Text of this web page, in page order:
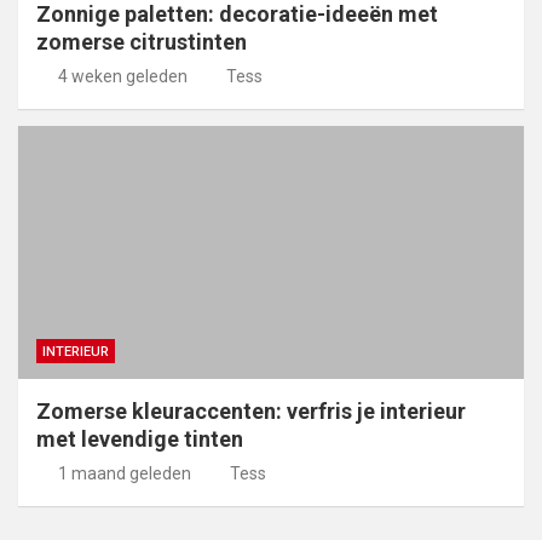
Zonnige paletten: decoratie-ideeën met
zomerse citrustinten
4 weken geleden Tess
INTERIEUR
Zomerse kleuraccenten: verfris je interieur
met levendige tinten
1 maand geleden Tess